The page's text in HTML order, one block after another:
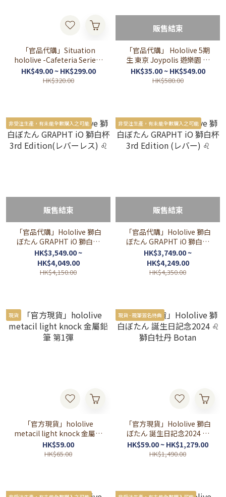
「官品代購」Situation
hololive -Cafeteria Series-
vol.1 さくらみこ/星街すい
せい/雪花ラミィ/桃鈴ねね/
HK$49.00 ~ HK$299.00
HK$320.00
販售結束
「官品代購」 Hololive 5期
生 東京 Joypolis 遊樂園 通
販周邊
HK$35.00 ~ HK$549.00
HK$580.00
非受注生產，有未能全數購入之可能
販售結束
「官品代購」Hololive 獅白
ぼたん GRAPHT iO 獅白杯
3rd Edition(レバーレス) ♌
HK$3,549.00 ~
HK$4,049.00
HK$4,150.00
非受注生產，有未能全數購入之可能
販售結束
「官品代購」Hololive 獅白
ぼたん GRAPHT iO 獅白杯
3rd Edition (レバー) ♌
HK$3,749.00 ~
HK$4,249.00
HK$4,350.00
現貨
「官方現貨」hololive
metacil light knock 金屬鉛
筆 第1彈
HK$59.00
HK$65.00
現貨 - 親筆簽名特典
「官方現貨」Hololive 獅白
ぼたん 誕生日記念2024 ♌
獅白牡丹 Botan
HK$59.00 ~ HK$1,279.00
HK$1,490.00